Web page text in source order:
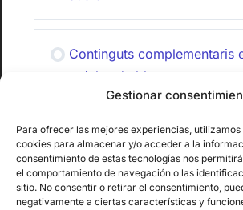
Gestionar
Para ofrecer las mejores experiencias,
cookies para almacenar y/o acceder a la
consentimiento de estas tecnologías nos
el comportamiento de navegación o las
sitio. No consentir o retirar el consentimiento,
negativamente a ciertas características y
Continguts complementaris
articles de blog
Documentació Curs PPTs
Puja aquí el teu pla d’acció